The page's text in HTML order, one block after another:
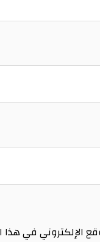
الإلكتروني في